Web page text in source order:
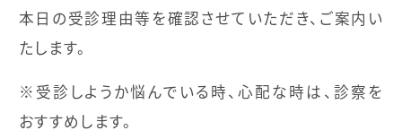
本日の受診理由等を確認させていただき、ご案内い
たします。
※受診しようか悩んでいる時、心配な時は、診察を
おすすめします。